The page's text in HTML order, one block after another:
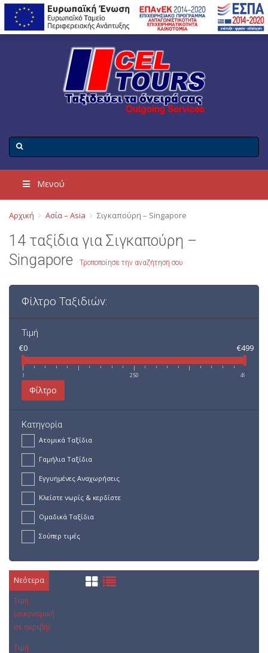
Μενού
Αρχική Ασία – Asia Σιγκαπούρη – Singapore
14 ταξίδια για Σιγκαπούρη –
Singapore
Τροποποίησε την αναζήτησή σου
Φίλτρο Ταξιδιών:
Τιμή
€0
€499
0 250 499
Φίλτρο
Κατηγορία
Ατομικά Ταξίδια
Γαμήλια Ταξίδια
Εγγυημένες Αναχωρήσεις
Κλείστε νωρίς & κερδίστε
Ομαδικά Ταξίδια
Σούπερ τιμές
Νεότερα
Τιμή
(οικονομική
σε ακριβή)
Τιμή